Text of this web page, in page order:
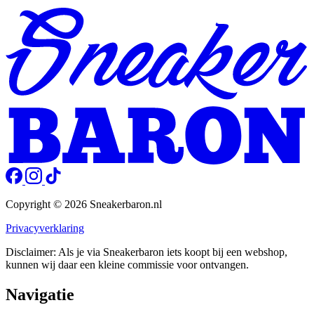
Copyright © 2026 Sneakerbaron.nl
Privacyverklaring
Disclaimer: Als je via Sneakerbaron iets koopt bij een webshop,
kunnen wij daar een kleine commissie voor ontvangen.
Navigatie